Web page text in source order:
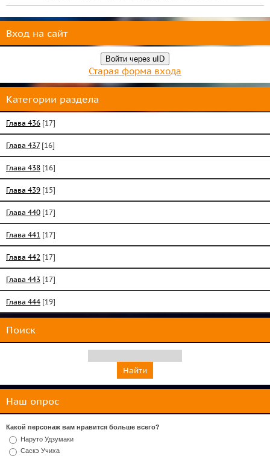
Вход на сайт
Войти через uID
Старая форма входа
Категории раздела
Глава 436 [17]
Глава 437 [16]
Глава 438 [16]
Глава 439 [15]
Глава 440 [17]
Глава 441 [17]
Глава 442 [17]
Глава 443 [17]
Глава 444 [19]
Поиск
Наш опрос
Какой персонаж вам нравится больше всего?
Наруто Удзумаки
Саскэ Учиха